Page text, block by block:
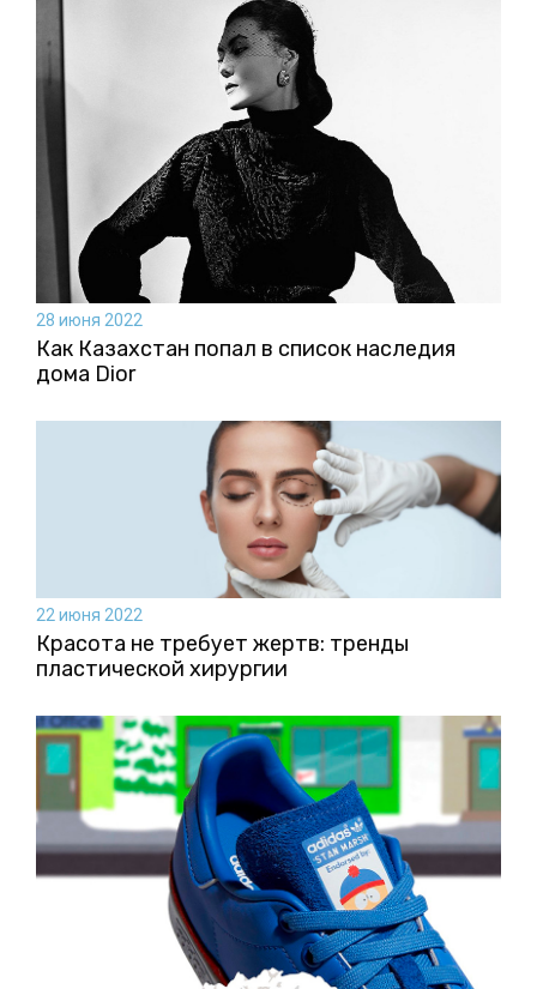
28 июня 2022
Как Казахстан попал в список наследия
дома Dior
22 июня 2022
Красота не требует жертв: тренды
пластической хирургии